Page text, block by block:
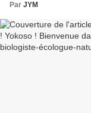
Par JYM